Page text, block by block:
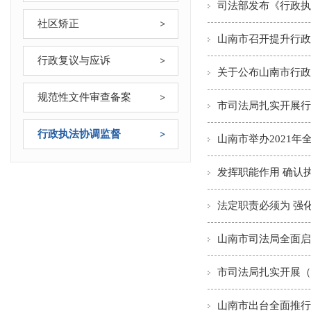
社区矫正
行政复议与应诉
规范性文件审查备案
行政执法协调监督
司法部发布《行政
山南市召开提升行
关于公布山南市行
市司法局扎实开展
山南市举办2021年
发挥职能作用 确认
法定职责必须为 强
山南市司法局全面
市司法局扎实开展
山南市出台全面推